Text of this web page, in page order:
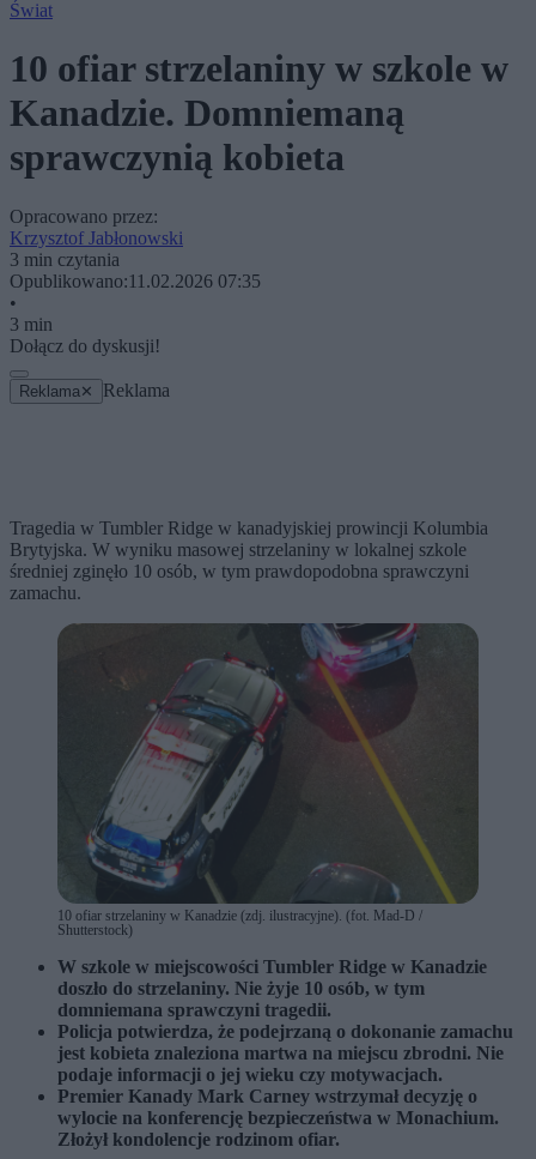
Świat
10 ofiar strzelaniny w szkole w
Kanadzie. Domniemaną
sprawczynią kobieta
Opracowano przez:
Krzysztof Jabłonowski
3 min czytania
Opublikowano:11.02.2026 07:35
•
3 min
Dołącz do dyskusji!
Reklama ✕ Reklama
Tragedia w Tumbler Ridge w kanadyjskiej prowincji Kolumbia
Brytyjska. W wyniku masowej strzelaniny w lokalnej szkole
średniej zginęło 10 osób, w tym prawdopodobna sprawczyni
zamachu.
10 ofiar strzelaniny w Kanadzie (zdj. ilustracyjne). (fot. Mad-D /
Shutterstock)
W szkole w miejscowości Tumbler Ridge w Kanadzie
doszło do strzelaniny. Nie żyje 10 osób, w tym
domniemana sprawczyni tragedii.
Policja potwierdza, że podejrzaną o dokonanie zamachu
jest kobieta znaleziona martwa na miejscu zbrodni. Nie
podaje informacji o jej wieku czy motywacjach.
Premier Kanady Mark Carney wstrzymał decyzję o
wylocie na konferencję bezpieczeństwa w Monachium.
Złożył kondolencje rodzinom ofiar.